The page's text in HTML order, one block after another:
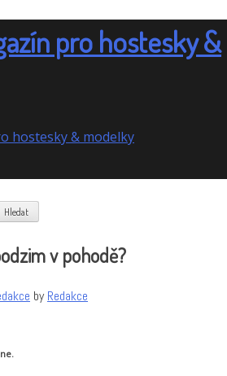
pro hostesky &
v pohodě?
byRedakce